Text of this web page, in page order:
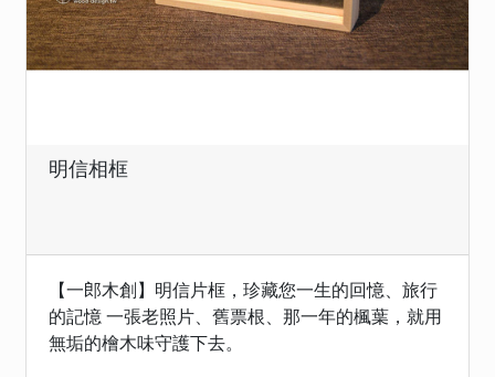
明信相框
【一郎木創】明信片框，珍藏您一生的回憶、旅行
的記憶 一張老照片、舊票根、那一年的楓葉，就用
無垢的檜木味守護下去。